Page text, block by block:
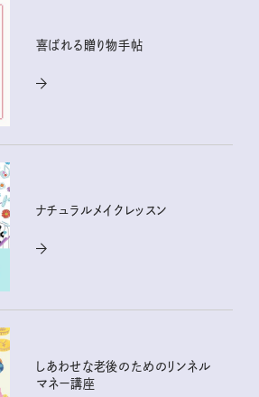
喜ばれる贈り物手帖
ナチュラルメイクレッスン
しあわせな老後のためのリンネル
マネー講座